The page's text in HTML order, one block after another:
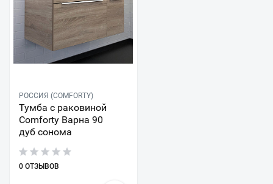
РОССИЯ (COMFORTY)
Тумба с раковиной
Comforty Варна 90
дуб сонома
0 ОТЗЫВОВ